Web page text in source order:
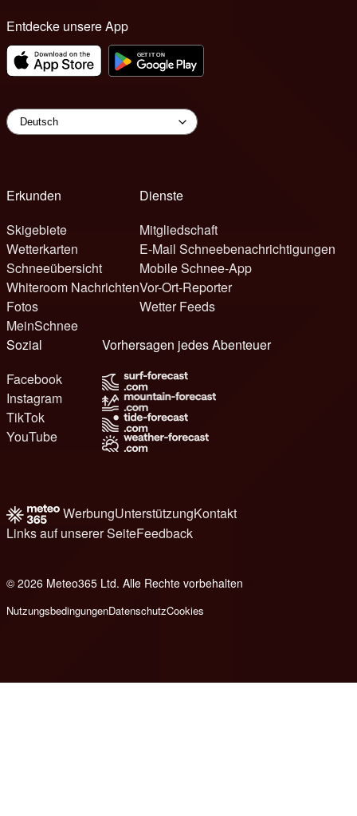
Entdecke unsere App
Erkunden
Skigebiete
Wetterkarten
Schneeübersicht
Whiteroom Nachrichten
Fotos
MeinSchnee
Dienste
Mitgliedschaft
E-Mail Schneebenachrichtigungen
Mobile Schnee-App
Vor-Ort-Reporter
Wetter Feeds
Sozial
Facebook
Instagram
TikTok
YouTube
Vorhersagen jedes Abenteuer
WerbungUnterstützungKontakt
Links auf unserer SeiteFeedback
© 2026 Meteo365 Ltd. Alle Rechte vorbehalten
NutzungsbedingungenDatenschutzCookies